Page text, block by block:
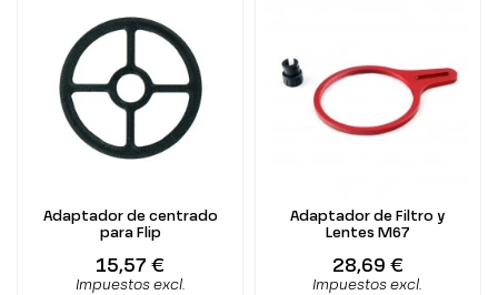
Adaptador de centrado
para Flip
15,57 €
Impuestos excl.
Adaptador de Filtro y
Lentes M67
28,69 €
Impuestos excl.